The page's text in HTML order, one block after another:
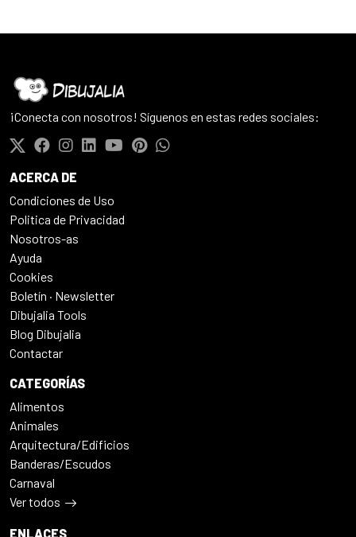
¡Conecta con nosotros! Síguenos en estas redes sociales:
ACERCA DE
Condiciones de Uso
Politica de Privacidad
Nosotros-as
Ayuda
Cookies
Boletín · Newsletter
Dibujalia Tools
Blog Dibujalia
Contactar
CATEGORÍAS
Alimentos
Animales
Arquitectura/Edificios
Banderas/Escudos
Carnaval
Ver todos
ENLACES